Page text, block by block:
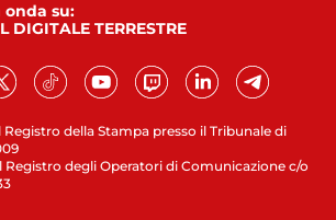
della Stampa presso il Tribunale di
Registro degli Operatori di Comunicazione c/o
onda su:
DIGITALE TERRESTRE